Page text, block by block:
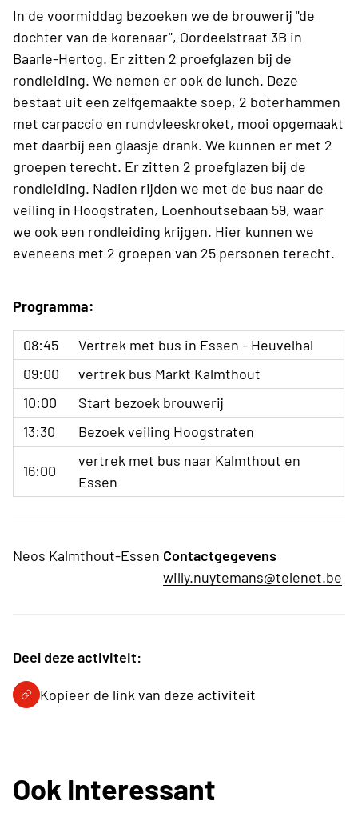
In de voormiddag bezoeken we de brouwerij "de
dochter van de korenaar", Oordeelstraat 3B in
Baarle-Hertog. Er zitten 2 proefglazen bij de
rondleiding. We nemen er ook de lunch. Deze
bestaat uit een zelfgemaakte soep, 2 boterhammen
met carpaccio en rundvleeskroket, mooi opgemaakt
met daarbij een glaasje drank. We kunnen er met 2
groepen terecht. Er zitten 2 proefglazen bij de
rondleiding. Nadien rijden we met de bus naar de
veiling in Hoogstraten, Loenhoutsebaan 59, waar
we ook een rondleiding krijgen. Hier kunnen we
eveneens met 2 groepen van 25 personen terecht.
Programma:
08:45
Vertrek met bus in Essen - Heuvelhal
09:00
vertrek bus Markt Kalmthout
10:00
Start bezoek brouwerij
13:30
Bezoek veiling Hoogstraten
16:00
vertrek met bus naar Kalmthout en
Essen
Neos Kalmthout-Essen Contactgegevens
willy.nuytemans@telenet.be
Deel deze activiteit:
Kopieer de link van deze activiteit
Ook Interessant